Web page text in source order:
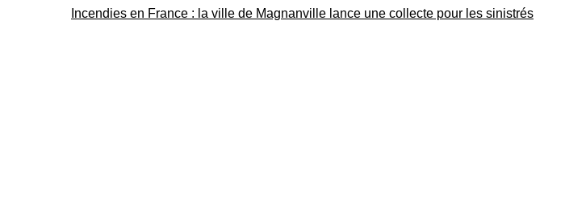
Incendies en France : la ville de Magnanville lance une collecte pour les sinistrés